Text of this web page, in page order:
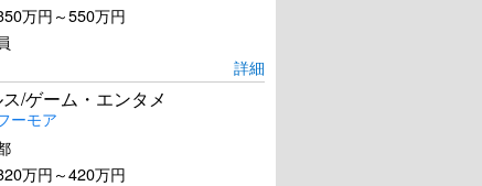
万円～550万円
詳細
/ゲーム・エンタメ
ーモア
万円～420万円